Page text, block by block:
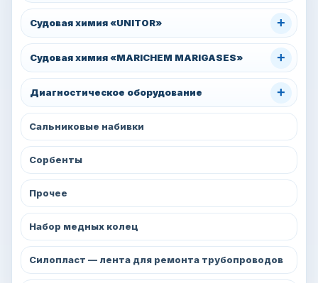
Судовая химия «UNITOR» +
Судовая химия «MARICHEM MARIGASES» +
Диагностическое оборудование +
Сальниковые набивки
Сорбенты
Прочее
Набор медных колец
Силопласт — лента для ремонта трубопроводов